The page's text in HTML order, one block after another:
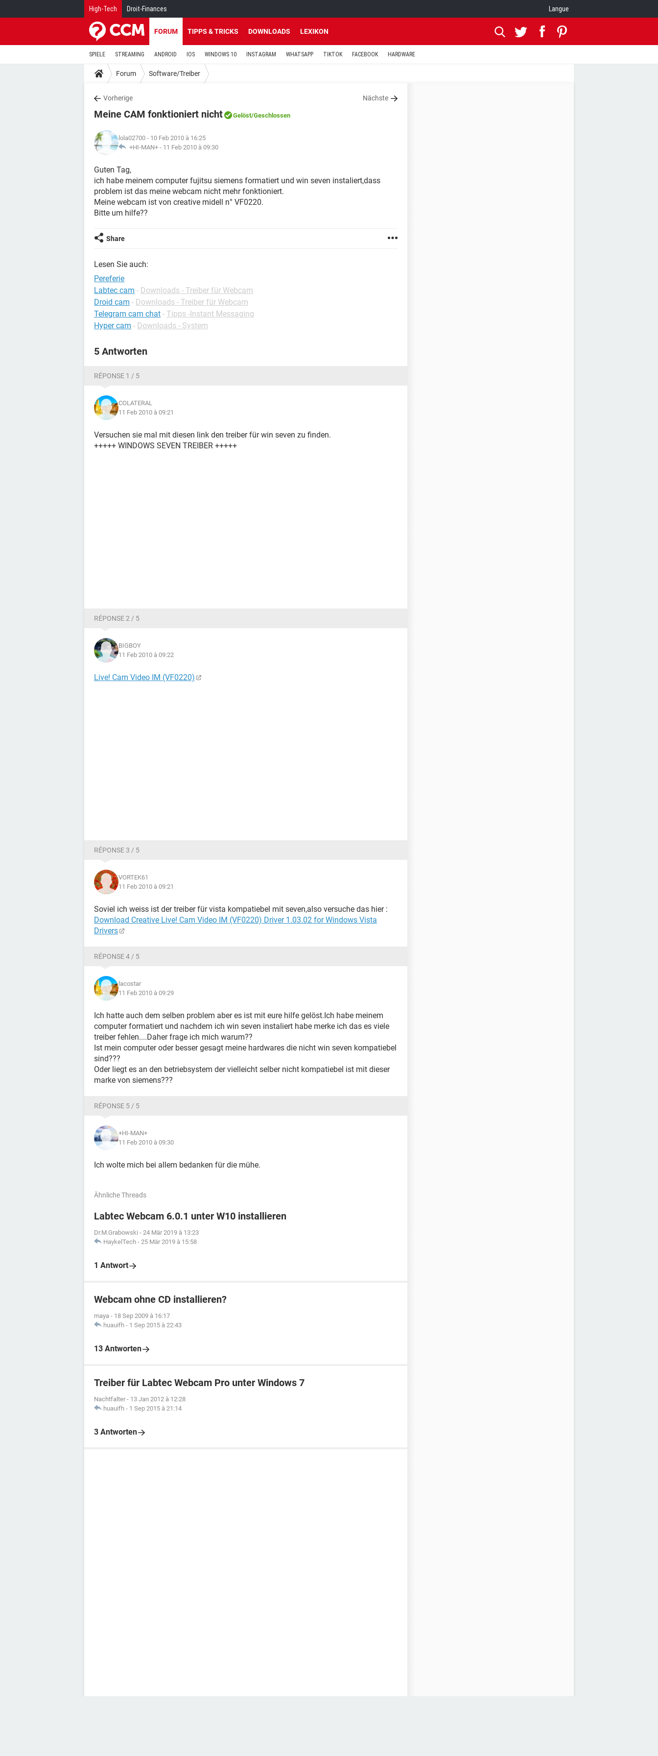
High-Tech Droit-Finances Langue
FORUM TIPPS & TRICKS DOWNLOADS LEXIKON
SPIELE STREAMING ANDROID IOS WINDOWS 10 INSTAGRAM WHATSAPP TIKTOK FACEBOOK HARDWARE
Forum Software/Treiber
Vorherige Nächste
Meine CAM fonktioniert nicht Gelöst/Geschlossen
lola02700 - 10 Feb 2010 à 16:25
+HI-MAN+ - 11 Feb 2010 à 09:30
Guten Tag,
ich habe meinem computer fujitsu siemens formatiert und win seven instaliert,dass
problem ist das meine webcam nicht mehr fonktioniert.
Meine webcam ist von creative midell n° VF0220.
Bitte um hilfe??
Share
Lesen Sie auch:
Pereferie
Labtec cam - Downloads - Treiber für Webcam
Droid cam - Downloads - Treiber für Webcam
Telegram cam chat - Tipps -Instant Messaging
Hyper cam - Downloads - System
5 Antworten
RÉPONSE 1 / 5
COLATERAL
11 Feb 2010 à 09:21
Versuchen sie mal mit diesen link den treiber für win seven zu finden.
+++++ WINDOWS SEVEN TREIBER +++++
RÉPONSE 2 / 5
BIGBOY
11 Feb 2010 à 09:22
Live! Cam Video IM (VF0220)
RÉPONSE 3 / 5
VORTEK61
11 Feb 2010 à 09:21
Soviel ich weiss ist der treiber für vista kompatiebel mit seven,also versuche das hier :
Download Creative Live! Cam Video IM (VF0220) Driver 1.03.02 for Windows Vista
Drivers
RÉPONSE 4 / 5
lacostar
11 Feb 2010 à 09:29
Ich hatte auch dem selben problem aber es ist mit eure hilfe gelöst.Ich habe meinem
computer formatiert und nachdem ich win seven instaliert habe merke ich das es viele
treiber fehlen....Daher frage ich mich warum??
Ist mein computer oder besser gesagt meine hardwares die nicht win seven kompatiebel
sind???
Oder liegt es an den betriebsystem der vielleicht selber nicht kompatiebel ist mit dieser
marke von siemens???
RÉPONSE 5 / 5
+HI-MAN+
11 Feb 2010 à 09:30
Ich wolte mich bei allem bedanken für die mühe.
Ähnliche Threads
Labtec Webcam 6.0.1 unter W10 installieren
Dr.M.Grabowski - 24 Mär 2019 à 13:23
HaykelTech - 25 Mär 2019 à 15:58
1 Antwort
Webcam ohne CD installieren?
maya - 18 Sep 2009 à 16:17
huauifh - 1 Sep 2015 à 22:43
13 Antworten
Treiber für Labtec Webcam Pro unter Windows 7
Nachtfalter - 13 Jan 2012 à 12:28
huauifh - 1 Sep 2015 à 21:14
3 Antworten